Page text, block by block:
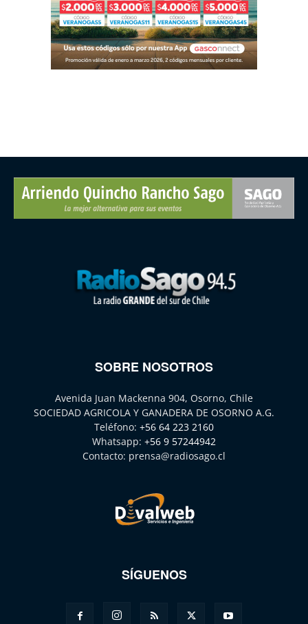
SOBRE NOSOTROS
Avenida Juan Mackenna 904, Osorno, Chile
SOCIEDAD AGRICOLA Y GANADERA DE OSORNO A.G.
Teléfono: +56 64 223 2160
Whatsapp: +56 9 57244942
Contacto: prensa@radiosago.cl
SÍGUENOS